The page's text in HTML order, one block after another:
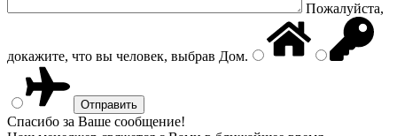
Пожалуйста,
докажите, что вы человек, выбрав Дом.
Спасибо за Ваше сообщение!